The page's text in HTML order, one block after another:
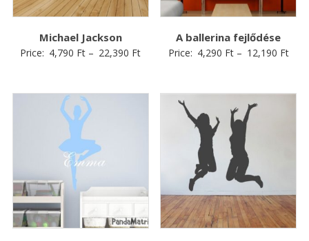
Michael Jackson
Price: 4,790 Ft – 22,390 Ft
A ballerina fejlődése
Price: 4,290 Ft– 12,190 Ft